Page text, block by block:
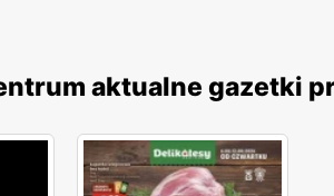
aktualne gazetki